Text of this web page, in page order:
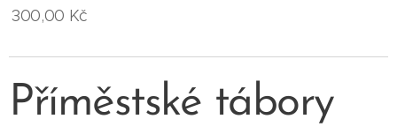
300,00 Kč
Příměstské tábory